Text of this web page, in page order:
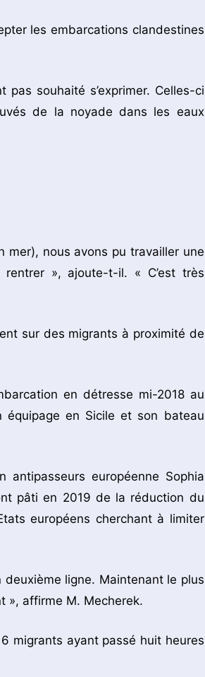
les embarcations clandestines
pas souhaité s’exprimer. Celles-ci
de la noyade dans les eaux
mer), nous avons pu travailler une
», ajoute-t-il. « C’est très
sur des migrants à proximité de
en détresse mi-2018 au
équipage en Sicile et son bateau
antipasseurs européenne Sophia
pâti en 2019 de la réduction du
européens cherchant à limiter
deuxième ligne. Maintenant le plus
», affirme M. Mecherek.
migrants ayant passé huit heures